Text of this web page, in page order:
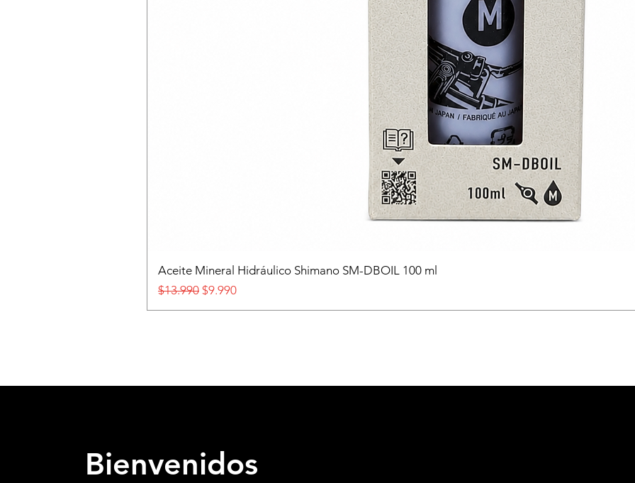
Aceite Mineral Hidráulico Shimano SM-DBOIL 100 ml
Precio
$13.990 Precio de oferta
$9.990
Bienvenidos